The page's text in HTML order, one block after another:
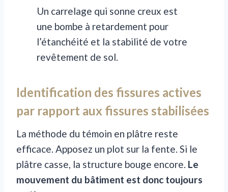
Un carrelage qui sonne creux est
une bombe à retardement pour
l’étanchéité et la stabilité de votre
revêtement de sol.
Identification des fissures actives
par rapport aux fissures stabilisées
La méthode du témoin en plâtre reste
efficace. Apposez un plot sur la fente. Si le
plâtre casse, la structure bouge encore. Le
mouvement du bâtiment est donc toujours